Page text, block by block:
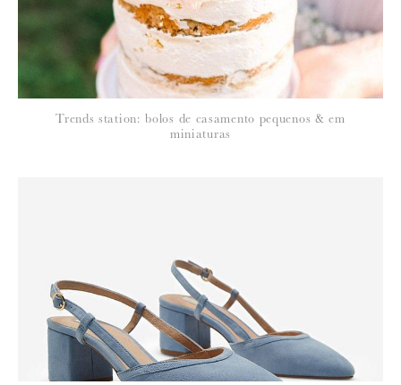
Trends station: bolos de casamento pequenos & em
miniaturas